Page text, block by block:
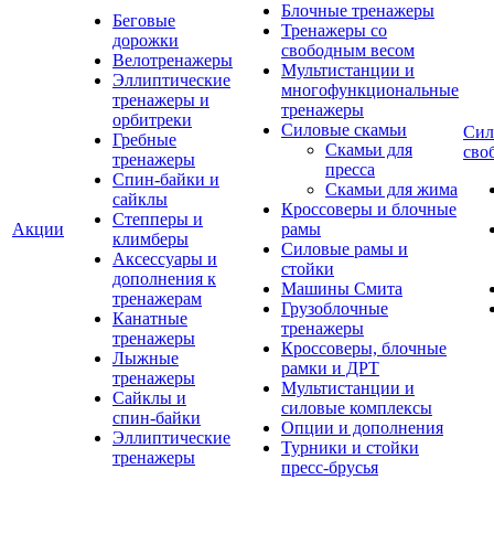
Акции
Беговые
дорожки
Велотренажеры
Эллиптические
тренажеры и
орбитреки
Гребные
тренажеры
Спин-байки и
сайклы
Степперы и
климберы
Аксессуары и
дополнения к
тренажерам
Канатные
тренажеры
Лыжные
тренажеры
Сайклы и
спин-байки
Эллиптические
тренажеры
Блочные тренажеры
Тренажеры со
свободным весом
Мультистанции и
многофункциональные
тренажеры
Силовые скамьи
Скамьи для
пресса
Скамьи для жима
Кроссоверы и блочные
рамы
Силовые рамы и
стойки
Машины Смита
Грузоблочные
тренажеры
Кроссоверы, блочные
рамки и ДРТ
Мультистанции и
силовые комплексы
Опции и дополнения
Турники и стойки
пресс-брусья